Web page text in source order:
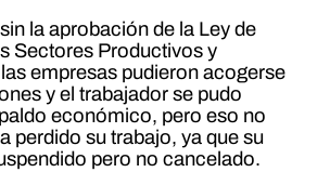
la aprobación de la Ley de
Sectores Productivos y
empresas pudieron acogerse
y el trabajador se pudo
económico, pero eso no
perdido su trabajo, ya que su
pero no cancelado.